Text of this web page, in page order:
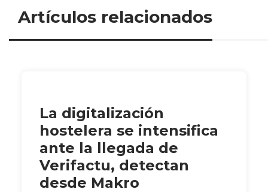
Artículos relacionados
La digitalización
hostelera se intensifica
ante la llegada de
Verifactu, detectan
desde Makro